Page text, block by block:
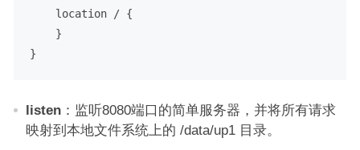
listen：监听8080端口的简单服务器，并将所有请求
映射到本地文件系统上的 /data/up1 目录。